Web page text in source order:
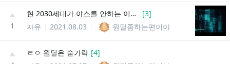
1
현 2030세대가 야스를 안하는 이유 (움짤) [3]
자유
2021.08.03 원딜좀하는편이야
ㄹㅇ 원딜은 숟가락 [4]